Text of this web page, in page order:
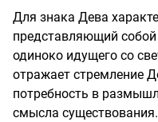
Для знака Дева
представляющий
одиноко идущего со
отражает стремление
потребность в
смысла